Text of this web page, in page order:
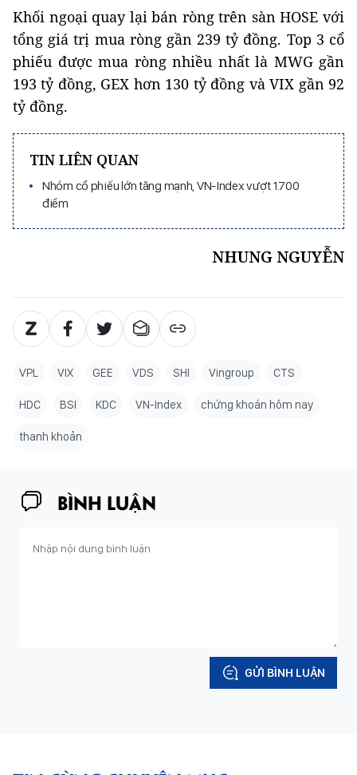
Khối ngoại quay lại bán ròng trên sàn HOSE với
tổng giá trị mua ròng gần 239 tỷ đồng. Top 3 cổ
phiếu được mua ròng nhiều nhất là MWG gần
193 tỷ đồng, GEX hơn 130 tỷ đồng và VIX gần 92
tỷ đồng.
TIN LIÊN QUAN
Nhóm cổ phiếu lớn tăng mạnh, VN-Index vượt 1.700
điểm
NHUNG NGUYỄN
VPL VIX GEE VDS SHI Vingroup CTS
HDC BSI KDC VN-Index chứng khoán hôm nay
thanh khoản
BÌNH LUẬN
GỬI BÌNH LUẬN